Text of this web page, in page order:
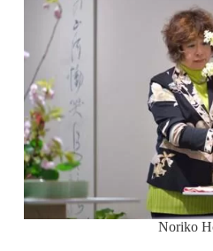
Noriko